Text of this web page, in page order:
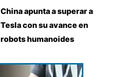
China apunta a superar a
Tesla con su avance en
robots humanoides